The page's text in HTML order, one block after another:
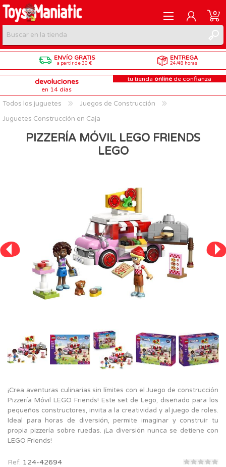
REGISTRARME
INICIAR SESIÓN
0
ENVÍO GRATIS
a partir de 30 €
ENTREGA
24/48 horas
devoluciones
en 14 días
tu tienda online de confianza
Todos los juguetes
Juegos de Construcción
Juguetes Construcción en Caja
PIZZERÍA MÓVIL LEGO FRIENDS
LEGO
¡Crea aventuras culinarias sin límites con el Juego de construcción
Pizzería Móvil LEGO Friends! Este set de Lego, diseñado para los
pequeños constructores, invita a la creatividad y al juego de roles.
Ideal para horas de diversión, permite imaginar y construir tu
propia pizzería sobre ruedas. ¡La diversión nunca se detiene con
LEGO Friends!
Ref. 124-42694